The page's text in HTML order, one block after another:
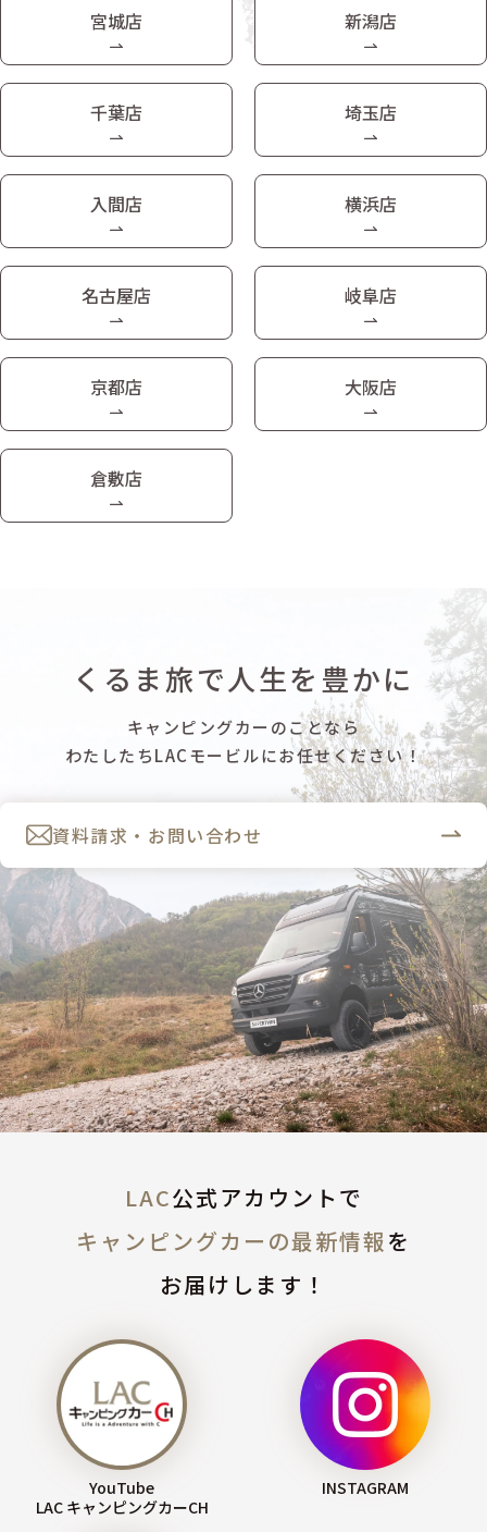
宮城店 新潟店
千葉店 埼玉店
入間店 横浜店
名古屋店 岐阜店
京都店 大阪店
倉敷店
くるま旅で人生を豊かに
キャンピングカーのことなら
わたしたちLACモービルにお任せください！
資料請求・お問い合わせ
LAC公式アカウントで
キャンピングカーの最新情報を
お届けします！
YouTube
LAC キャンピングカーCH
INSTAGRAM